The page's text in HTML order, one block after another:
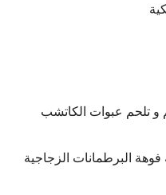
و تلحم عبوات الكاتشب
البرطمانات الزجاجية